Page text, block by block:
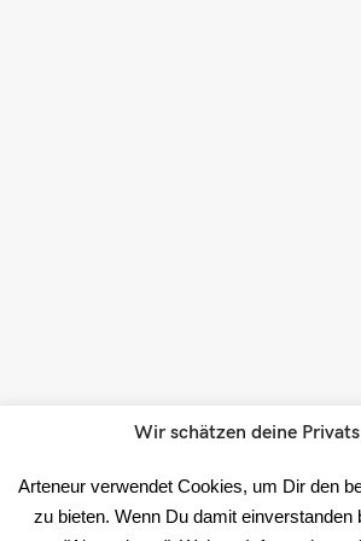
Wir schätzen deine
Arteneur verwendet Cookies, um Dir den
zu bieten. Wenn Du damit einverstanden